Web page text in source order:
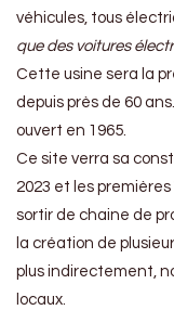
véhicules, tous
que des voitures
Cette usine sera la
depuis près de 60
ouvert en 1965.
Ce site verra sa
2023 et les
sortir de chaine de
la création de
plus indirectement,
locaux.